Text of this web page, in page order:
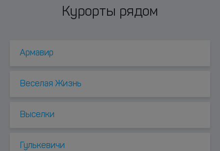
Курорты рядом
Армавир
Веселая Жизнь
Выселки
Гулькевичи